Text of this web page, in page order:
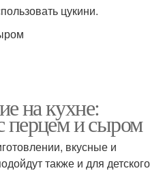
цукини.
на кухне:
перцем и сыром
вкусные и
также и для детского